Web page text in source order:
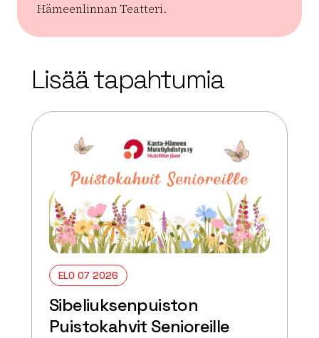
Hämeenlinnan Teatteri.
OpenStreetMap
Lisää tapahtumia
ELO 07 2026
Sibeliuksenpuiston
Puistokahvit Senioreille